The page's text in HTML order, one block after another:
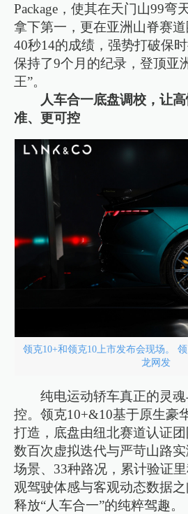
Package，使其在天门山99弯
拿下第一，更在亚洲山脊赛
40秒14的成绩，强势打破保
保持了9个月的纪录，登顶亚
王”。
人车合一底盘调校，让
准、更可控
领克10+和领克10上市发布会现场。
龙网发
纯电运动轿车真正的灵
控。领克10+&10基于原生豪
打造，底盘由纽北赛道认证
数百次虚拟迭代与严苛山路
场景、33种路况，累计验证
观驾驶体感与客观动态数据之
释放“人车合一”的纯粹驾趣。